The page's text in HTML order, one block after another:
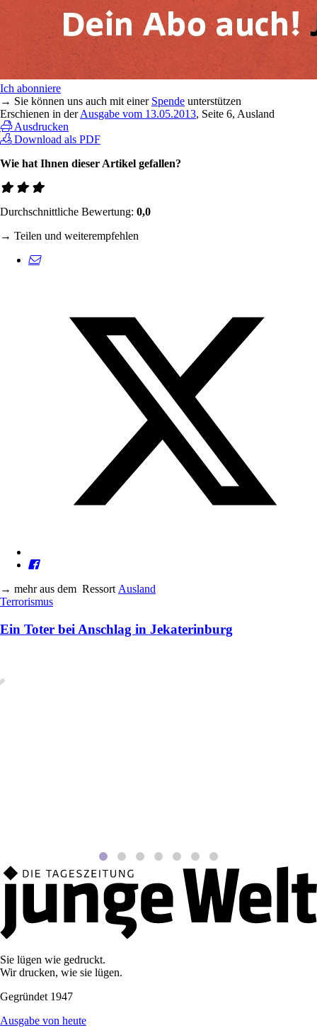
Ich abonniere
→ Sie können uns auch mit einer Spende unterstützen
Erschienen in derAusgabe vom 13.05.2013, Seite 6, Ausland
Ausdrucken
Download als PDF
Wie hat Ihnen dieser Artikel gefallen?
Durchschnittliche Bewertung: 0,0
→ Teilen und weiterempfehlen
→ mehr aus dem Ressort Ausland
Terrorismus
Ein Toter bei Anschlag in Jekaterinburg
Sie lügen wie gedruckt.
Wir drucken, wie sie lügen.
Gegründet 1947
Ausgabe von heute